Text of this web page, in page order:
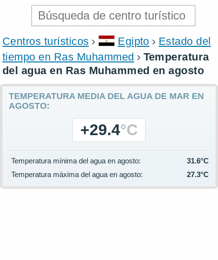
Centros turísticos Egipto
Estado del
tiempo en Ras Muhammed
Temperatura
del agua en Ras Muhammed en agosto
TEMPERATURA MEDIA DEL AGUA DE MAR EN
AGOSTO:
+29.4°C
Temperatura mínima del agua en agosto:
31.6°C
Temperatura máxima del agua en agosto:
27.3°C